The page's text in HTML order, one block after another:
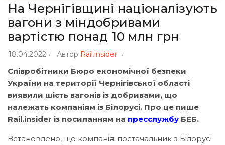
На Чернігівщині націоналізують
вагони з міндобривами
вартістю понад 10 млн грн
18.04.2022 Автор Rail.insider
Співробітники Бюро економічної безпеки
України на території Чернігівської області
виявили шість вагонів із добривами, що
належать компаніям із Білорусі. Про це пише
Rail.insider із посиланням на пресслужбу БЕБ.
Встановлено, що компанія-постачальник з Білорусі